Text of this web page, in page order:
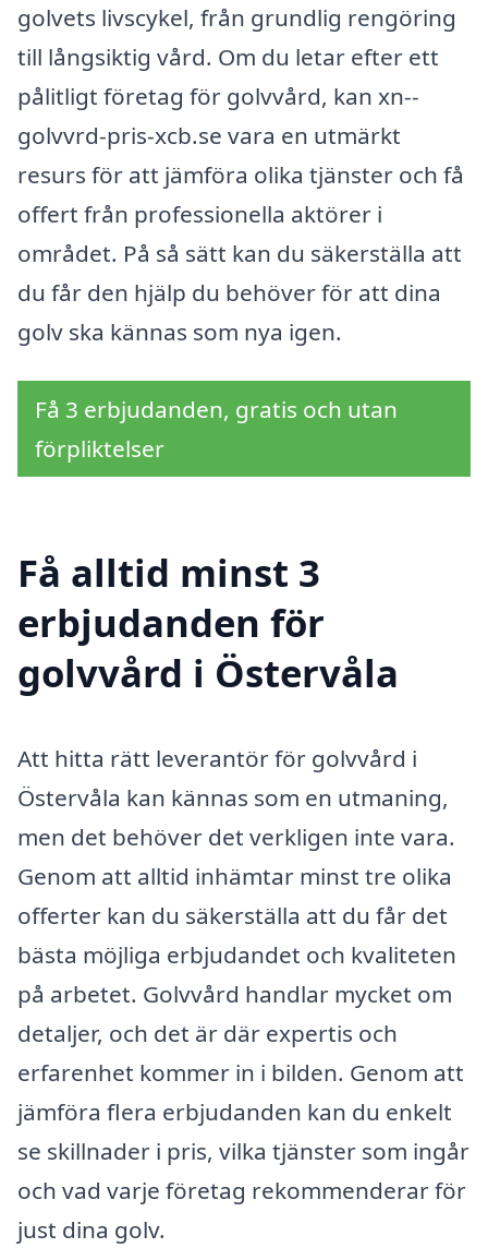
golvets livscykel, från grundlig rengöring
till långsiktig vård. Om du letar efter ett
pålitligt företag för golvvård, kan xn--
golvvrd-pris-xcb.se vara en utmärkt
resurs för att jämföra olika tjänster och få
offert från professionella aktörer i
området. På så sätt kan du säkerställa att
du får den hjälp du behöver för att dina
golv ska kännas som nya igen.
Få 3 erbjudanden, gratis och utan
förpliktelser
Få alltid minst 3
erbjudanden för
golvvård i Östervåla
Att hitta rätt leverantör för golvvård i
Östervåla kan kännas som en utmaning,
men det behöver det verkligen inte vara.
Genom att alltid inhämtar minst tre olika
offerter kan du säkerställa att du får det
bästa möjliga erbjudandet och kvaliteten
på arbetet. Golvvård handlar mycket om
detaljer, och det är där expertis och
erfarenhet kommer in i bilden. Genom att
jämföra flera erbjudanden kan du enkelt
se skillnader i pris, vilka tjänster som ingår
och vad varje företag rekommenderar för
just dina golv.